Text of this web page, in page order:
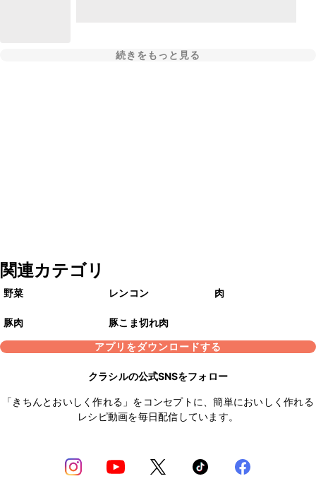
続きをもっと見る
関連カテゴリ
野菜 レンコン 肉
豚肉
豚こま切れ肉
アプリをダウンロードする
クラシルの公式SNSをフォロー
「きちんとおいしく作れる」をコンセプトに、簡単においしく作れる
レシピ動画を毎日配信しています。